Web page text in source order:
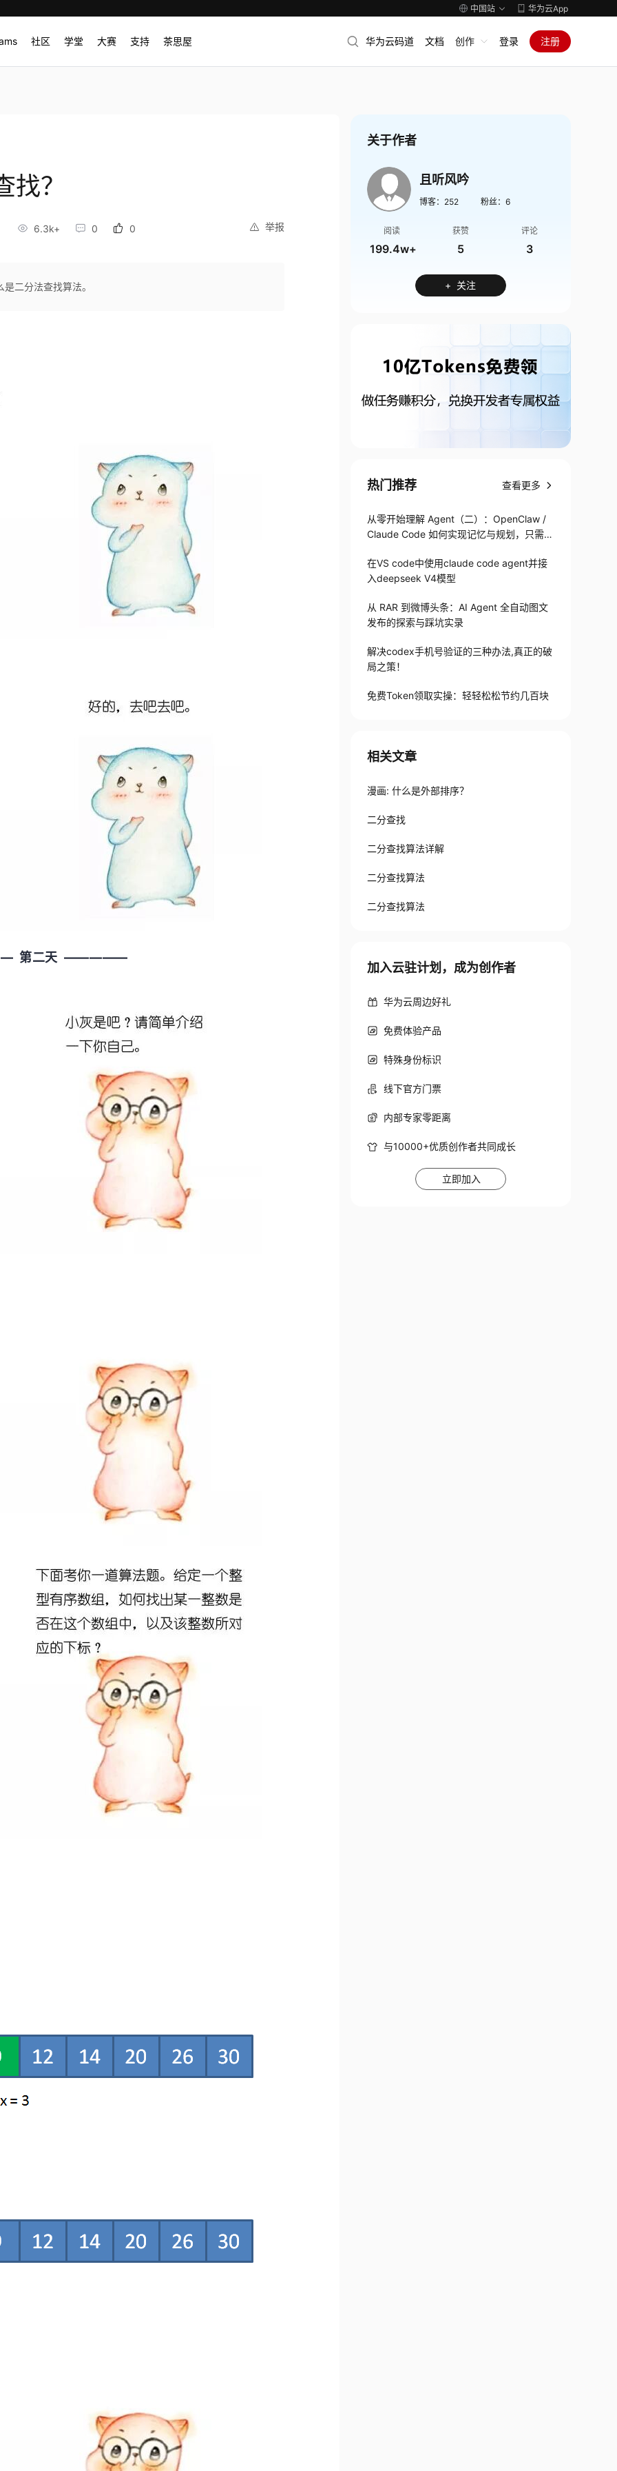
中国站 华为云App
社区 学堂 大赛 支持 茶思屋 华为云码道 文档 创作 登录 注册
？
举报
6.3k+ 0 0
二分法查找算法。
第二天 —————
关于作者
且听风吟
博客： 252 粉丝： 6
阅读
199.4w+
获赞
5
评论
3
+ 关注
热门推荐 查看更多
从零开始理解 Agent（二）：OpenClaw /
Claude Code 如何实现记忆与规划，只需1
在VS code中使用claude code agent并接
入deepseek V4模型
从 RAR 到微博头条：AI Agent 全自动图文
发布的探索与踩坑实录
解决codex手机号验证的三种办法,真正的破
局之策！
免费Token领取实操：轻轻松松节约几百块
相关文章
漫画: 什么是外部排序？
二分查找
二分查找算法详解
二分查找算法
二分查找算法
加入云驻计划，成为创作者
华为云周边好礼
免费体验产品
特殊身份标识
线下官方门票
内部专家零距离
与10000+优质创作者共同成长
立即加入